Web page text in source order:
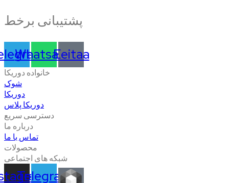
پشتیبانی برخط
Whatsapp
Eeitaa
خانواده دوریکا
شوک
دوریکا
دوریکا پلاس
دسترسی سریع
درباره ما
تماس با ما
محصولات
شبکه های اجتماعی
Telegram